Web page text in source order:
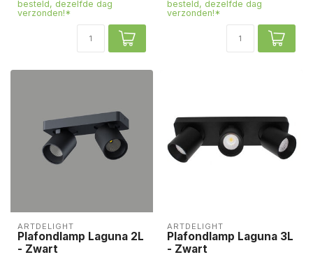
besteld, dezelfde dag
verzonden!*
besteld, dezelfde dag
verzonden!*
ARTDELIGHT
Plafondlamp Laguna 2L
- Zwart
ARTDELIGHT
Plafondlamp Laguna 3L
- Zwart